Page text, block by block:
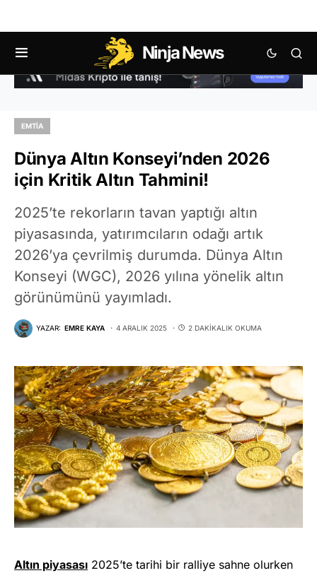
Ninja News
EMTIA
Dünya Altın Konseyi’nden 2026
için Kritik Altın Tahmini!
2025’te rekorların tavan yaptığı altın
piyasasında, yatırımcıların odağı artık
2026’ya çevrilmiş durumda. Dünya Altın
Konseyi (WGC), 2026 yılına yönelik altın
görünümünü yayımladı.
YAZAR: EMRE KAYA 4 ARALIK 2025 2 DAKIKALIK OKUMA
Altın piyasası 2025’te tarihi bir ralliye sahne olurken